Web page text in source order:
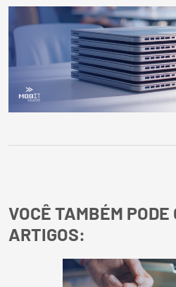
VOCÊ TAMBÉM PODE
ARTIGOS: